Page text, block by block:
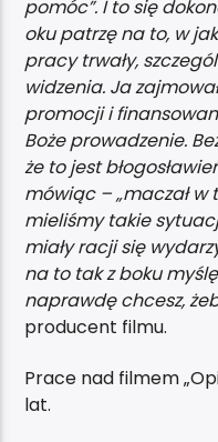
pomóc”. I to się
oku patrzę na to, w
pracy trwały,
widzenia. Ja
promocji i
Boże prowadzenie.
że to jest
mówiąc – „maczał w
mieliśmy takie
miały racji się
na to tak z boku
naprawdę chcesz,
producent filmu.
Prace nad filmem
lat.